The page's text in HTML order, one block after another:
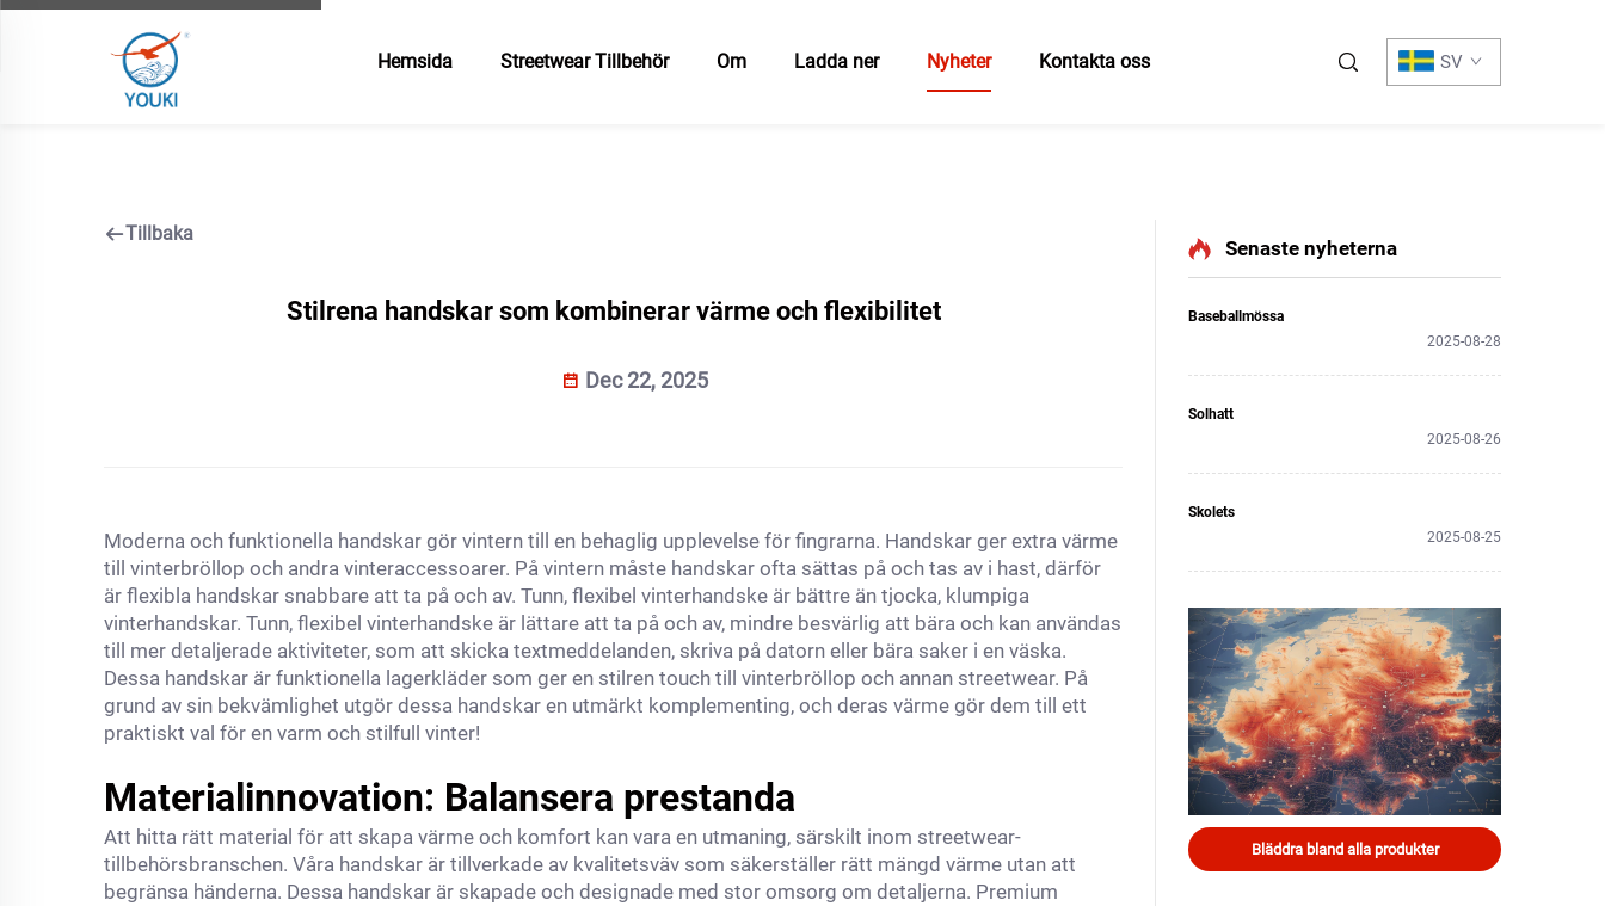
Hemsida Streetwear Tillbehör Om Ladda ner Nyheter Kontakta oss SV
Tillbaka
Stilrena handskar som kombinerar värme och flexibilitet
Dec 22, 2025
Moderna och funktionella handskar gör vintern till en behaglig upplevelse för fingrarna. Handskar ger extra värme
till vinterbröllop och andra vinteraccessoarer. På vintern måste handskar ofta sättas på och tas av i hast, därför
är flexibla handskar snabbare att ta på och av. Tunn, flexibel vinterhandske är bättre än tjocka, klumpiga
vinterhandskar. Tunn, flexibel vinterhandske är lättare att ta på och av, mindre besvärlig att bära och kan användas
till mer detaljerade aktiviteter, som att skicka textmeddelanden, skriva på datorn eller bära saker i en väska.
Dessa handskar är funktionella lagerkläder som ger en stilren touch till vinterbröllop och annan streetwear. På
grund av sin bekvämlighet utgör dessa handskar en utmärkt komplementing, och deras värme gör dem till ett
praktiskt val för en varm och stilfull vinter!
Materialinnovation: Balansera prestanda
Att hitta rätt material för att skapa värme och komfort kan vara en utmaning, särskilt inom streetwear-
tillbehörsbranschen. Våra handskar är tillverkade av kvalitetsväv som säkerställer rätt mängd värme utan att
begränsa händerna. Dessa handskar är skapade och designade med stor omsorg om detaljerna. Premium
Senaste nyheterna
Baseballmössa
2025-08-28
Solhatt
2025-08-26
Skolets
2025-08-25
Bläddra bland alla produkter